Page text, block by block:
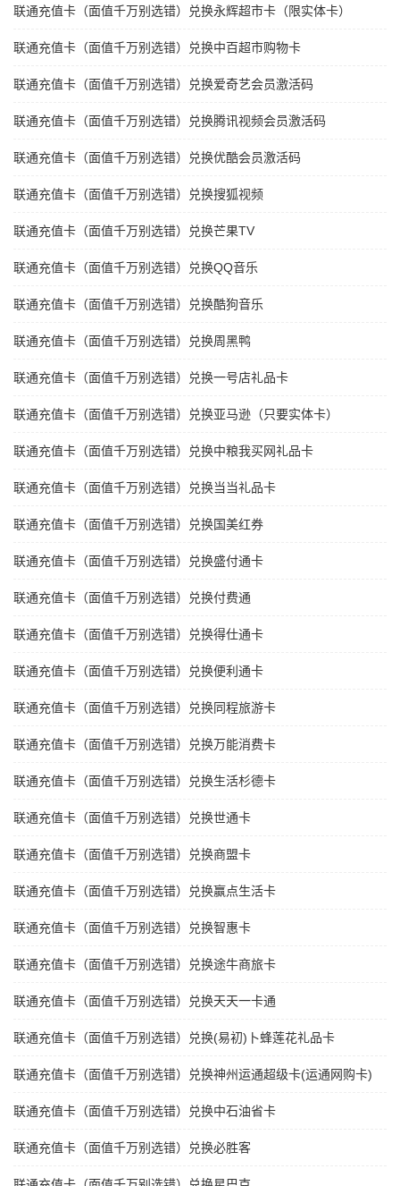
联通充值卡（面值千万别选错）兑换永辉超市卡（限实体卡）
联通充值卡（面值千万别选错）兑换中百超市购物卡
联通充值卡（面值千万别选错）兑换爱奇艺会员激活码
联通充值卡（面值千万别选错）兑换腾讯视频会员激活码
联通充值卡（面值千万别选错）兑换优酷会员激活码
联通充值卡（面值千万别选错）兑换搜狐视频
联通充值卡（面值千万别选错）兑换芒果TV
联通充值卡（面值千万别选错）兑换QQ音乐
联通充值卡（面值千万别选错）兑换酷狗音乐
联通充值卡（面值千万别选错）兑换周黑鸭
联通充值卡（面值千万别选错）兑换一号店礼品卡
联通充值卡（面值千万别选错）兑换亚马逊（只要实体卡）
联通充值卡（面值千万别选错）兑换中粮我买网礼品卡
联通充值卡（面值千万别选错）兑换当当礼品卡
联通充值卡（面值千万别选错）兑换国美红券
联通充值卡（面值千万别选错）兑换盛付通卡
联通充值卡（面值千万别选错）兑换付费通
联通充值卡（面值千万别选错）兑换得仕通卡
联通充值卡（面值千万别选错）兑换便利通卡
联通充值卡（面值千万别选错）兑换同程旅游卡
联通充值卡（面值千万别选错）兑换万能消费卡
联通充值卡（面值千万别选错）兑换生活杉德卡
联通充值卡（面值千万别选错）兑换世通卡
联通充值卡（面值千万别选错）兑换商盟卡
联通充值卡（面值千万别选错）兑换赢点生活卡
联通充值卡（面值千万别选错）兑换智惠卡
联通充值卡（面值千万别选错）兑换途牛商旅卡
联通充值卡（面值千万别选错）兑换天天一卡通
联通充值卡（面值千万别选错）兑换(易初)卜蜂莲花礼品卡
联通充值卡（面值千万别选错）兑换神州运通超级卡(运通网购卡)
联通充值卡（面值千万别选错）兑换中石油省卡
联通充值卡（面值千万别选错）兑换必胜客